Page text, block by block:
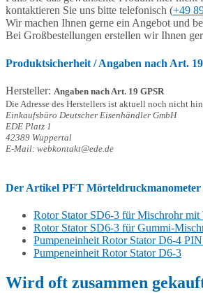
kontaktieren Sie uns bitte telefonisch (+49
Wir machen Ihnen gerne ein Angebot und
Bei Großbestellungen erstellen wir Ihnen
Produktsicherheit / Angaben nach Art.
Hersteller: Angaben nach Art. 19 GPSR
Die Adresse des Herstellers ist aktuell noch nicht
Einkaufsbüro Deutscher Eisenhändler GmbH
EDE Platz 1
42389 Wuppertal
E-Mail: webkontakt@ede.de
Der Artikel PFT Mörteldruckmanometer
Rotor Stator SD6-3 für Mischrohr mit
Rotor Stator SD6-3 für Gummi-
Pumpeneinheit Rotor Stator D6-4
Pumpeneinheit Rotor Stator D6-3
Wird oft zusammen